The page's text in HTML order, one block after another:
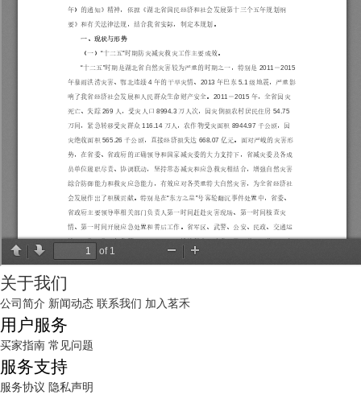
关于我们
公司简介 新闻动态 联系我们 加入茗禾
用户服务
买家指南 常见问题
服务支持
服务协议 隐私声明